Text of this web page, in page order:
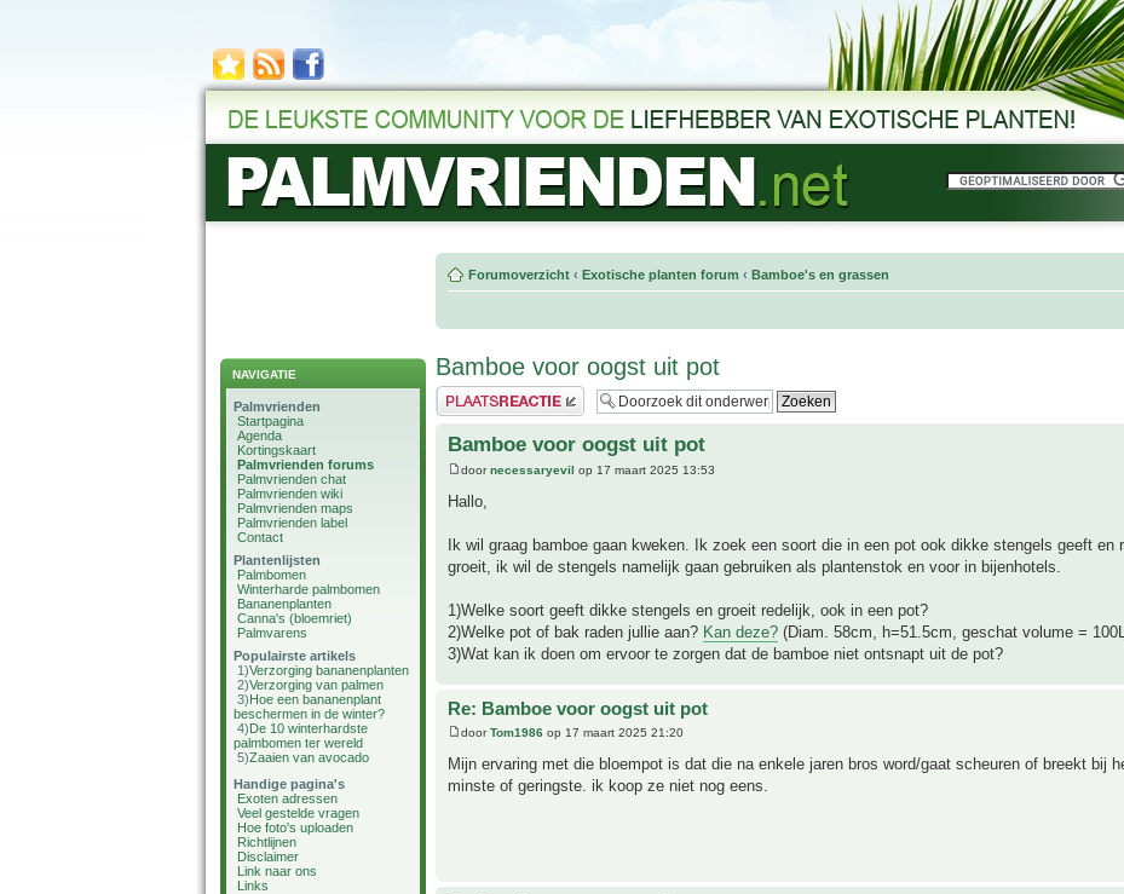
NAVIGATIE
Palmvrienden
Startpagina
Agenda
Kortingskaart
Palmvrienden forums
Palmvrienden chat
Palmvrienden wiki
Palmvrienden maps
Palmvrienden label
Contact
Plantenlijsten
Palmbomen
Winterharde palmbomen
Bananenplanten
Canna's (bloemriet)
Palmvarens
Populairste artikels
1)Verzorging bananenplanten
2)Verzorging van palmen
3)Hoe een bananenplant
beschermen in de winter?
4)De 10 winterhardste
palmbomen ter wereld
5)Zaaien van avocado
Handige pagina's
Exoten adressen
Veel gestelde vragen
Hoe foto's uploaden
Richtlijnen
Disclaimer
Link naar ons
Links
Forumoverzicht ‹ Exotische planten forum ‹ Bamboe's en grassen
Bamboe voor oogst uit pot
Plaats een reactie
Bamboe voor oogst uit pot
doornecessaryevil op 17 maart 2025 13:53
Hallo,
Ik wil graag bamboe gaan kweken. Ik zoek een soort die in een pot ook dikke stengels geeft en
groeit, ik wil de stengels namelijk gaan gebruiken als plantenstok en voor in bijenhotels.
1)Welke soort geeft dikke stengels en groeit redelijk, ook in een pot?
2)Welke pot of bak raden jullie aan? Kan deze? (Diam. 58cm, h=51.5cm, geschat volume =
3)Wat kan ik doen om ervoor te zorgen dat de bamboe niet ontsnapt uit de pot?
Re: Bamboe voor oogst uit pot
doorTom1986 op 17 maart 2025 21:20
Mijn ervaring met die bloempot is dat die na enkele jaren bros word/gaat scheuren of breekt bij
minste of geringste. ik koop ze niet nog eens.